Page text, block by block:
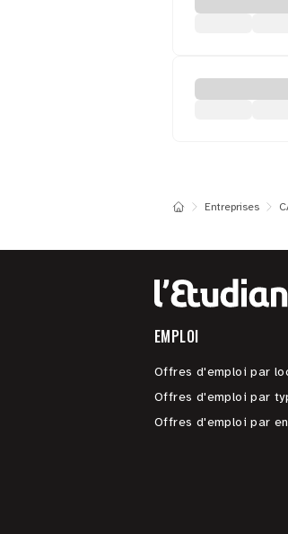
Entreprises
EMPLOI
Offres d'emploi par
Offres d'emploi par
Offres d'emploi par